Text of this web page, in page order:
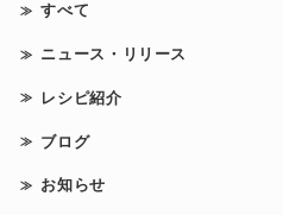
すべて
ニュース・リリース
レシピ紹介
ブログ
お知らせ